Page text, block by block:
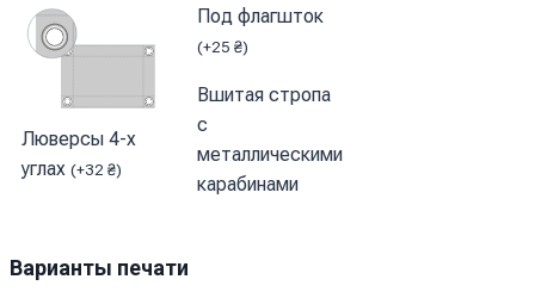
Люверсы 4-х
углах (+32 ₴)
Под флагшток
(+25₴)
Вшитая стропа
с
металлическими
карабинами
Варианты печати